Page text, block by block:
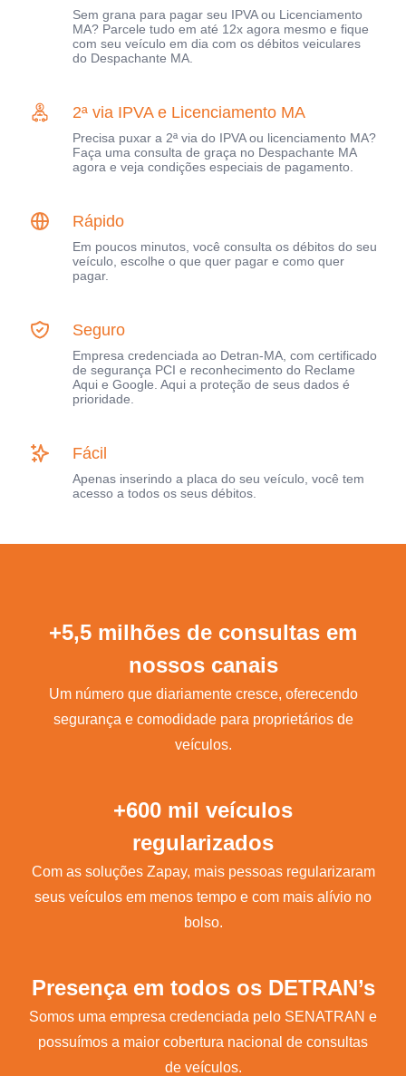
Sem grana para pagar seu IPVA ou Licenciamento
MA? Parcele tudo em até 12x agora mesmo e fique
com seu veículo em dia com os débitos veiculares
do Despachante MA.
2ª via IPVA e Licenciamento MA
Precisa puxar a 2ª via do IPVA ou licenciamento MA?
Faça uma consulta de graça no Despachante MA
agora e veja condições especiais de pagamento.
Rápido
Em poucos minutos, você consulta os débitos do seu
veículo, escolhe o que quer pagar e como quer
pagar.
Seguro
Empresa credenciada ao Detran-MA, com certificado
de segurança PCI e reconhecimento do Reclame
Aqui e Google. Aqui a proteção de seus dados é
prioridade.
Fácil
Apenas inserindo a placa do seu veículo, você tem
acesso a todos os seus débitos.
+5,5 milhões de consultas em
nossos canais
Um número que diariamente cresce, oferecendo
segurança e comodidade para proprietários de
veículos.
+600 mil veículos
regularizados
Com as soluções Zapay, mais pessoas regularizaram
seus veículos em menos tempo e com mais alívio no
bolso.
Presença em todos os DETRAN’s
Somos uma empresa credenciada pelo SENATRAN e
possuímos a maior cobertura nacional de consultas
de veículos.